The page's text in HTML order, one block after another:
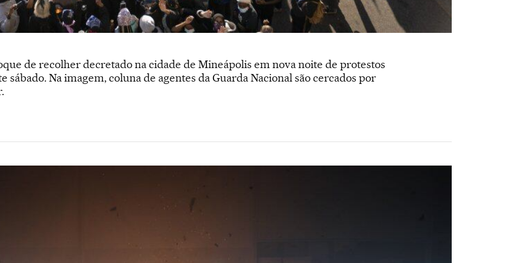
de recolher decretado na cidade de Mineápolis em nova noite de protestos
sábado. Na imagem, coluna de agentes da Guarda Nacional são cercados por